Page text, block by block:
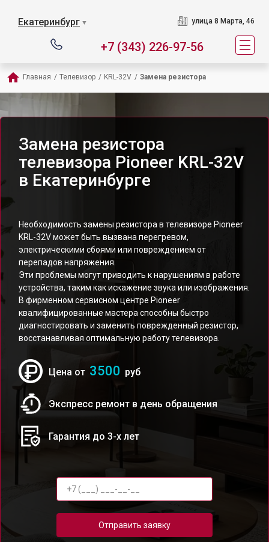
Екатеринбург ▼ улица 8 Марта, 46
+7 (343) 226-97-56
Главная / Телевизор / KRL-32V / Замена резистора
Замена резистора
телевизора Pioneer KRL-32V
в Екатеринбурге
Необходимость замены резистора в телевизоре Pioneer
KRL-32V может быть вызвана перегревом,
электрическими сбоями или повреждением от
перепадов напряжения.
Эти проблемы могут приводить к нарушениям в работе
устройства, таким как искажение звука или изображения.
В фирменном сервисном центре Pioneer
квалифицированные мастера способны быстро
диагностировать и заменить поврежденный резистор,
восстанавливая оптимальную работу телевизора.
Цена от 3500 руб
Экспресс ремонт в день обращения
Гарантия до 3-х лет
Отправить заявку